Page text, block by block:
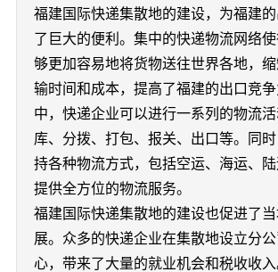
福建国际快递集散地的建设，为福建
了巨大的便利。集中的快递物流网络
够更加容易地将货物送往世界各地，
输时间和成本，提高了福建的出口竞
中，快递企业可以进行一系列的物流
库、分拨、打包、报关、出口等。同
持各种物流方式，包括空运、海运、
提供全方位的物流服务。
福建国际快递集散地的建设也促进了
展。众多的快递企业在集散地设立分
心，带来了大量的就业机会和税收收